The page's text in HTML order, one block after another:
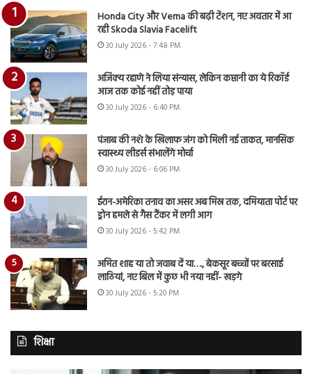
Honda City और Verna की बढ़ी टेंशन, नए अवतार में आ
रही Skoda Slavia Facelift
30 July 2026 - 7:48 PM
अजिंक्य रहाणे ने लिया संन्यास, लेकिन कप्तानी का ये रिकॉर्ड
आज तक कोई नहीं तोड़ पाया
30 July 2026 - 6:40 PM
पंजाब की नशे के खिलाफ जंग को मिली नई ताकत, मानसिक
स्वास्थ्य लीडर्स संभालेंगे मोर्चा
30 July 2026 - 6:06 PM
ईरान-अमेरिका तनाव का असर अब मिस्र तक, दमियाता पोर्ट पर
ड्रोन हमले से गैस टैंकर में लगी आग
30 July 2026 - 5:42 PM
अमित शाह या तो जवाब दें या…., बेकसूर बच्चों पर बरसाई
लाठियां, नए बिल में कुछ भी नया नहीं- खड़गे
30 July 2026 - 5:20 PM
शिक्षा